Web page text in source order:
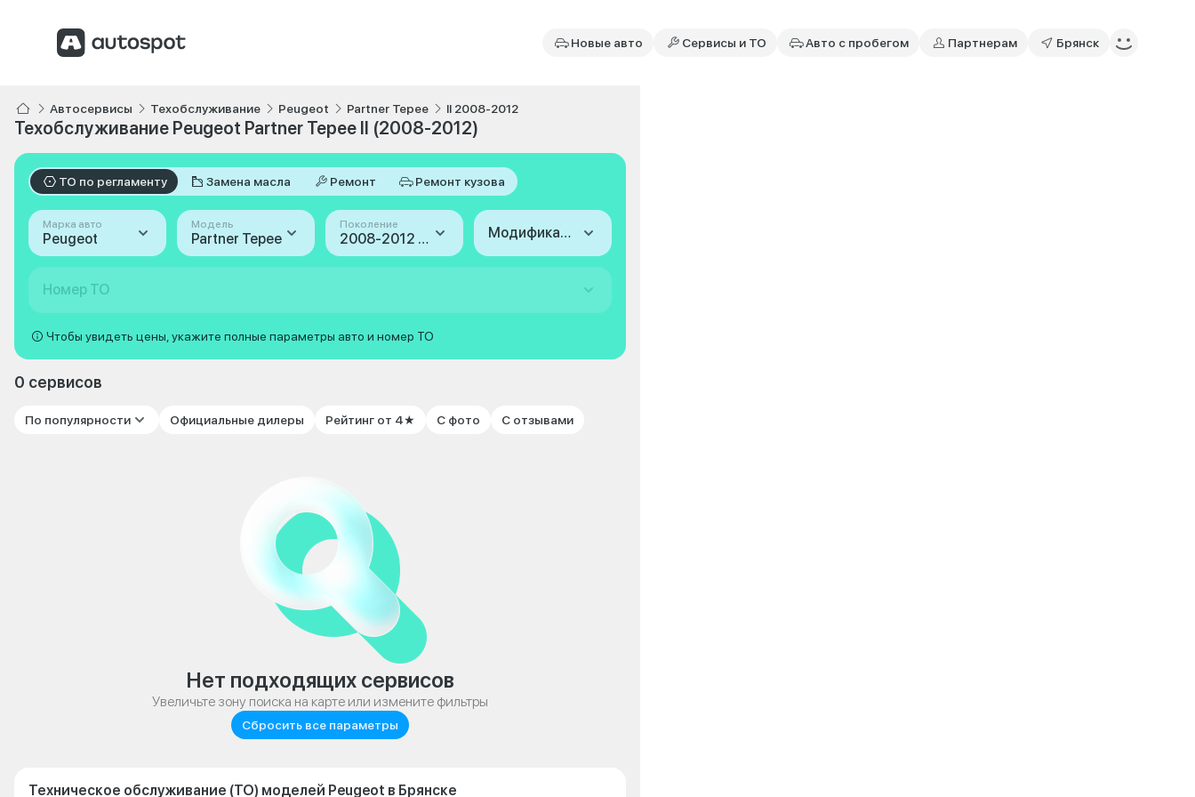
Новые авто Сервисы и ТО Авто с пробегом Партнерам Брянск
Автосервисы Техобслуживание Peugeot Partner Tepee II 2008-2012
Техобслуживание Peugeot Partner Tepee II (2008-2012)
ТО по регламенту Замена масла Ремонт Ремонт кузова
Марка авто
Peugeot
Модель
Partner Tepee
Поколение
2008-2012 (II) Модификация
Номер ТО
Чтобы увидеть цены, укажите полные параметры авто и номер ТО
0 сервисов
По популярности Официальные дилеры Рейтинг от 4★ С фото С отзывами
Нет подходящих сервисов
Увеличьте зону поиска на карте или измените фильтры
Сбросить все параметры
Техническое обслуживание (ТО) моделей Peugeot в Брянске